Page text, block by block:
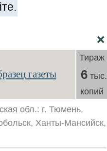
❌
газеты
Тираж
6тыс.
копий
обл.: г. Тюмень,
Ханты-Мансийск,